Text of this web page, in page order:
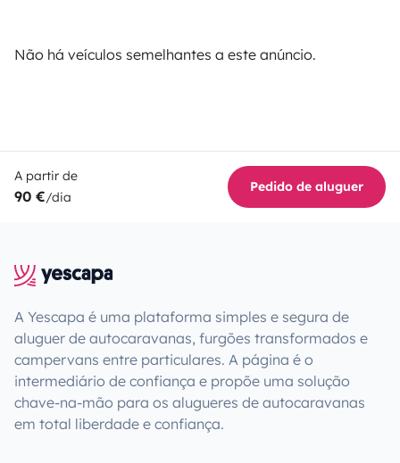
Não há veículos semelhantes a este anúncio.
A partir de
90 €/dia
Pedido de aluguer
A Yescapa é uma plataforma simples e segura de
aluguer de autocaravanas, furgões transformados e
campervans entre particulares. A página é o
intermediário de confiança e propõe uma solução
chave-na-mão para os alugueres de autocaravanas
em total liberdade e confiança.